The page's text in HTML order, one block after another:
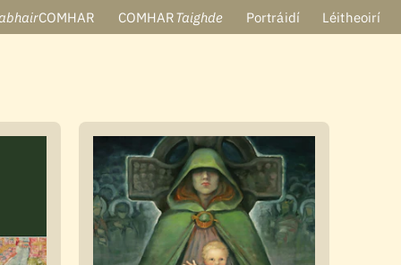
COMHAR COMHARTaighde Portráidí Léitheoirí